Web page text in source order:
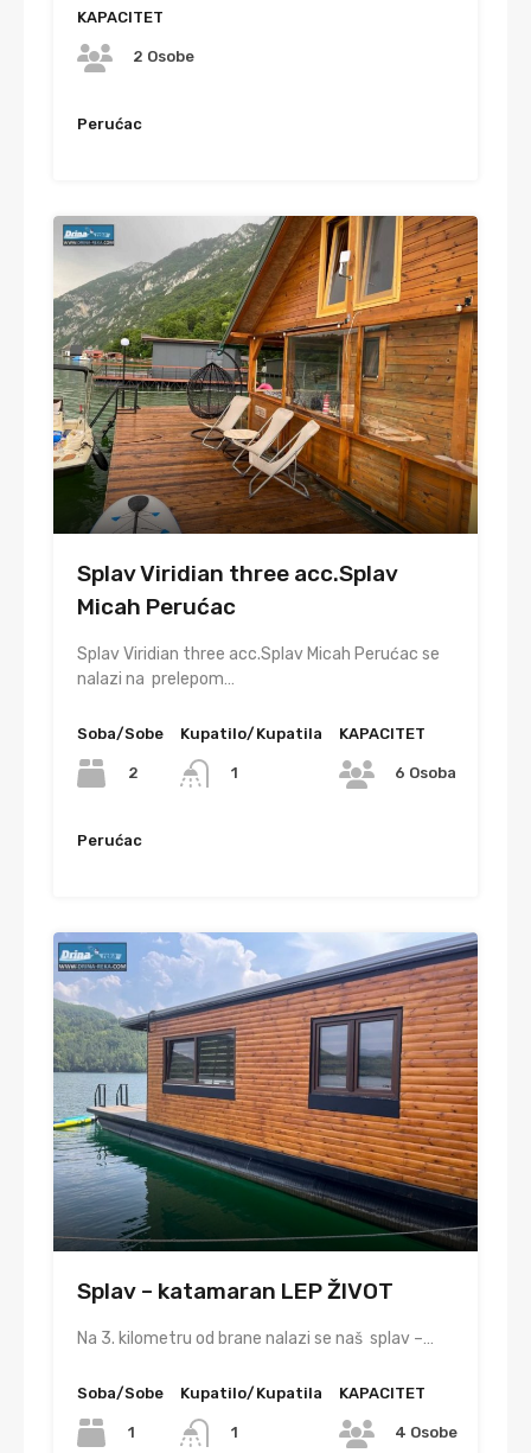
KAPACITET
2 Osobe
Perućac
Splav Viridian three acc.Splav
Micah Perućac
Splav Viridian three acc.Splav Micah Perućac se
nalazi na prelepom…
Soba/Sobe
2
Kupatilo/Kupatila
1
KAPACITET
6 Osoba
Perućac
Splav – katamaran LEP ŽIVOT
Na 3. kilometru od brane nalazi se naš splav –…
Soba/Sobe
1
Kupatilo/Kupatila
1
KAPACITET
4 Osobe